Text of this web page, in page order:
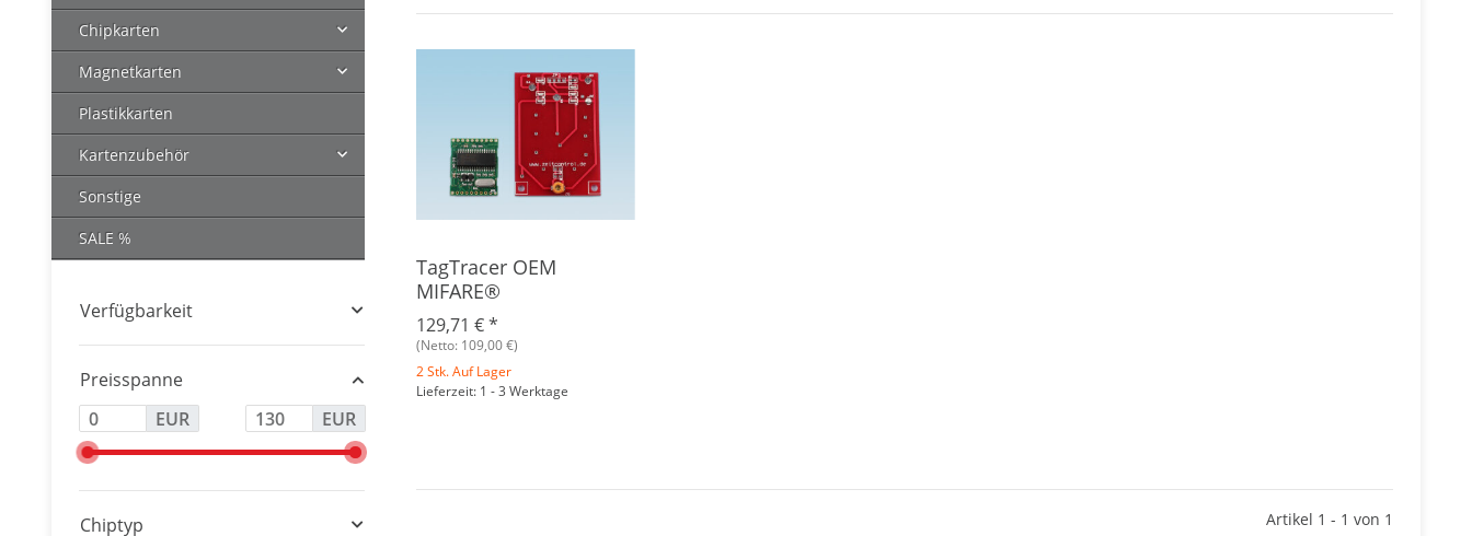
TagTracer OEM
MIFARE®
129,71 €*
(Netto: 109,00 €)
2 Stk. Auf Lager
Lieferzeit: 1 - 3 Werktage
Artikel 1 - 1 von 1
Chipkarten
Magnetkarten
Plastikkarten
Kartenzubehör
Sonstige
SALE %
Verfügbarkeit
Preisspanne
EUR
EUR
Chiptyp